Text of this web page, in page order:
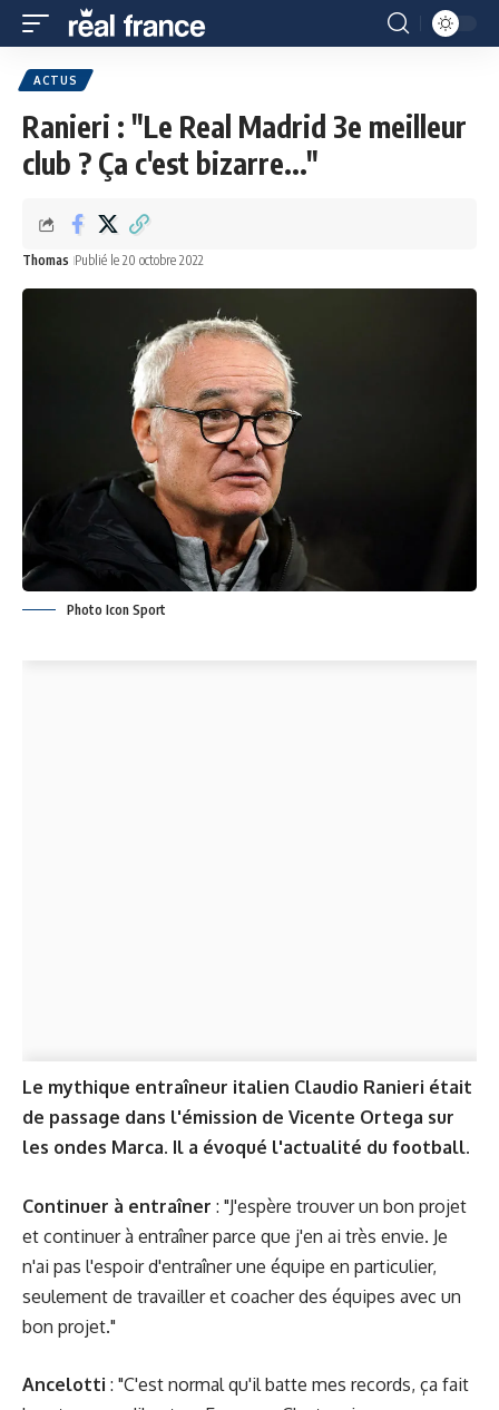
ACTUS
Ranieri : "Le Real Madrid 3e meilleur
club ? Ça c'est bizarre..."
Thomas Publié le 20 octobre 2022
Photo Icon Sport
Le mythique entraîneur italien Claudio Ranieri était
de passage dans l'émission de Vicente Ortega sur
les ondes Marca. Il a évoqué l'actualité du football.
Continuer à entraîner : "J'espère trouver un bon projet
et continuer à entraîner parce que j'en ai très envie. Je
n'ai pas l'espoir d'entraîner une équipe en particulier,
seulement de travailler et coacher des équipes avec un
bon projet."
Ancelotti : "C'est normal qu'il batte mes records, ça fait